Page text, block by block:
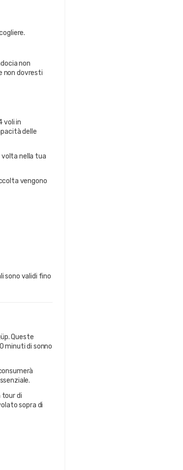
non
non dovresti
voli in
delle
volta nella tua
vengono
sono validi fino
Queste
minuti di sonno
tour di
sopra di